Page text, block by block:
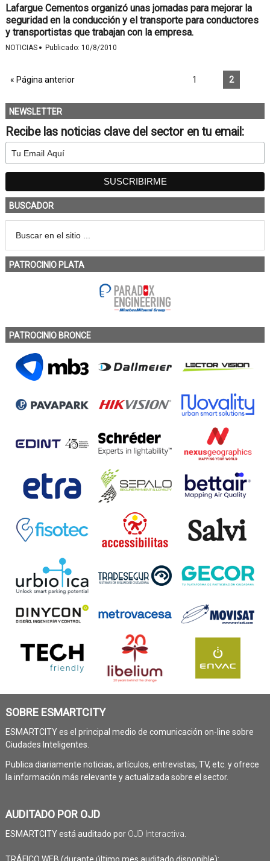
Lafargue Cementos organizó unas jornadas para mejorar la
seguridad en la conducción y el transporte para conductores
y transportistas que trabajan con la empresa.
NOTICIAS · Publicado: 10/8/2010
« Página anterior 1 2
NEWSLETTER
Recibe las noticias clave del sector en tu email:
BUSCADOR
PATROCINIO PLATA
PATROCINIO BRONCE
SOBRE ESMARTCITY
ESMARTCITY es el principal medio de comunicación on-line sobre
Ciudades Inteligentes.
Publica diariamente noticias, artículos, entrevistas, TV, etc. y ofrece
la información más relevante y actualizada sobre el sector.
AUDITADO POR OJD
ESMARTCITY está auditado por OJD Interactiva